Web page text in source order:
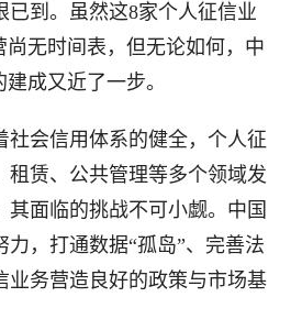
到。虽然这8家个人征信业
尚无时间表，但无论如何，中
成又近了一步。
会信用体系的健全，个人征
租赁、公共管理等多个领域发
其面临的挑战不可小觑。中国
，打通数据“孤岛”、完善法
业务营造良好的政策与市场基